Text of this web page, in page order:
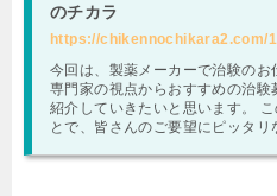
のチカラ
https://chikennochikara2.com/
今回は、製薬メーカーで治験のお
専門家の視点からおすすめの治験
紹介していきたいと思います。
とで、皆さんのご要望にピッタリ